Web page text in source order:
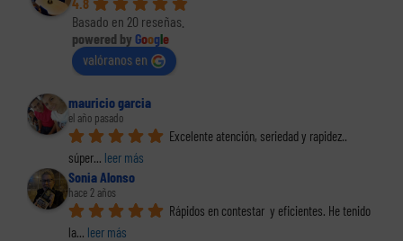
4.8
Basado en 20 reseñas.
powered by Google
valóranos en
mauricio garcia
el año pasado
Excelente atención, seriedad y rapidez..
súper... leer más
Sonia Alonso
hace 2 años
Rápidos en contestar  y eficientes. He tenido
la... leer más